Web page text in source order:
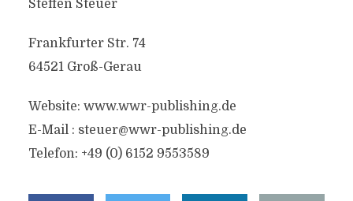
Steffen Steuer
Frankfurter Str. 74
64521 Groß-Gerau
Website: www.wwr-publishing.de
E-Mail : steuer@wwr-publishing.de
Telefon: +49 (0) 6152 9553589